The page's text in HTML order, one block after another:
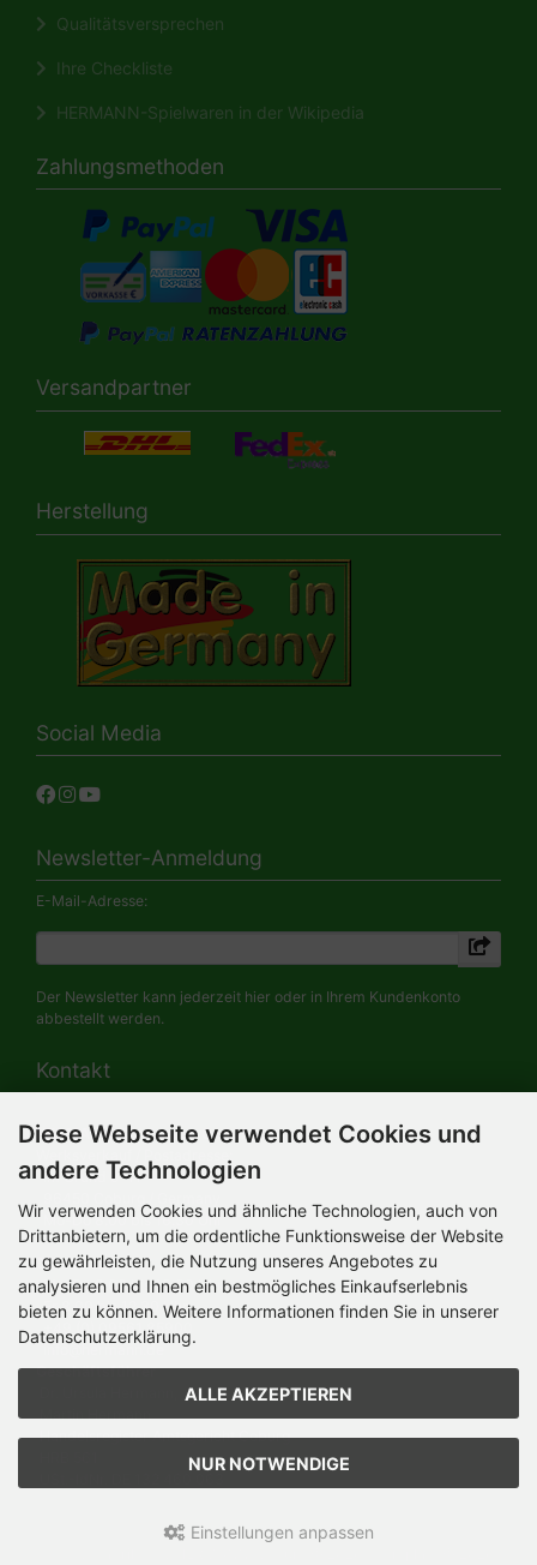
Qualitätsversprechen
Ihre Checkliste
HERMANN-Spielwaren in der Wikipedia
Zahlungsmethoden
Versandpartner
Herstellung
Social Media
Newsletter-Anmeldung
E-Mail-Adresse:
Der Newsletter kann jederzeit hier oder in Ihrem Kundenkonto
abbestellt werden.
Kontakt
HERMANN-Spielwaren GmbH
Im Grund 9-11
Mo-Do 8.00 bis 16.30 Uhr
Bürozeiten:
Mo-Do 8.00 bis 16.30 Uhr
Fr 8.00 bis 12.30 Uhr
+49 (0) 09561 85900
info@hermann.de
Geschäftsführer
Handelsregister Amtsgericht Coburg
Diese Webseite verwendet Cookies und
andere Technologien
Wir verwenden Cookies und ähnliche Technologien, auch von
Drittanbietern, um die ordentliche Funktionsweise der Website
zu gewährleisten, die Nutzung unseres Angebotes zu
analysieren und Ihnen ein bestmögliches Einkaufserlebnis
bieten zu können. Weitere Informationen finden Sie in unserer
Datenschutzerklärung.
ALLE AKZEPTIEREN
NUR NOTWENDIGE
Einstellungen anpassen